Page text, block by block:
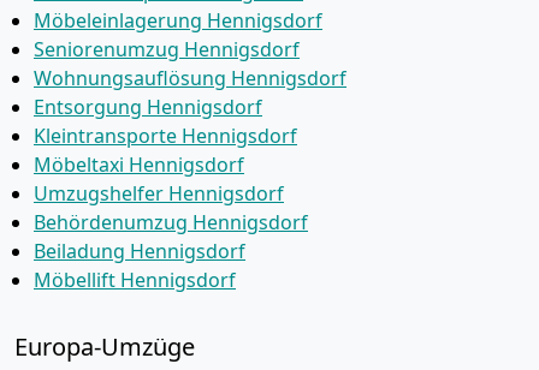
Möbeleinlagerung Hennigsdorf
Seniorenumzug Hennigsdorf
Wohnungsauflösung Hennigsdorf
Entsorgung Hennigsdorf
Kleintransporte Hennigsdorf
Möbeltaxi Hennigsdorf
Umzugshelfer Hennigsdorf
Behördenumzug Hennigsdorf
Beiladung Hennigsdorf
Möbellift Hennigsdorf
Europa-Umzüge